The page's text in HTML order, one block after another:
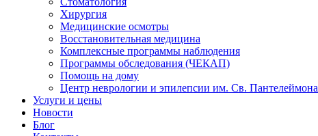
Хирургия
Медицинские осмотры
Восстановительная медицина
Комплексные программы наблюдения
Программы обследования (ЧЕКАП)
Помощь на дому
Центр неврологии и эпилепсии им. Св. Пантелеймона
Услуги и цены
Новости
Блог